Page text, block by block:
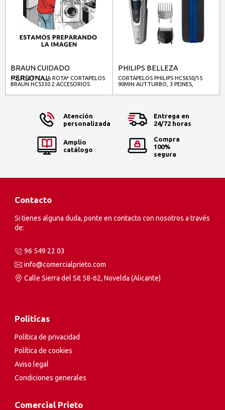
BRAUN CUIDADO
PERSONAL
*OUTLET*CAJA ROTA* CORTAPELOS
BRAUN HC5330 2 ACCESORIOS
PHILIPS BELLEZA
CORTAPELOS PHILIPS HC5650/15
90MIN AUT.TURBO, 3 PEINES,
Atención
personalizada
Entrega en
24/72 horas
Amplio
catálogo
Compra
100%
segura
Contacto
Si tienes alguna duda, ponte en contacto con nosotros a través
de:
96 549 22 03
info@comercialprieto.com
Calle Sierra del Sit 58-62, Novelda (Alicante)
Políticas
Política de privacidad
Política de cookies
Aviso legal
Condiciones generales
Comercial Prieto